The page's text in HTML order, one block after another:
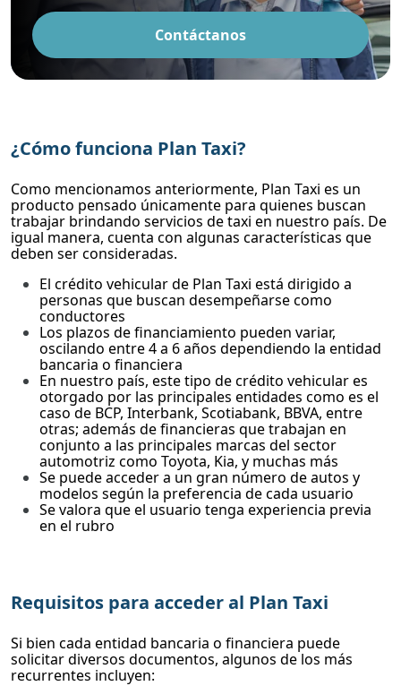
Contáctanos
¿Cómo funciona Plan Taxi?
Como mencionamos anteriormente, Plan Taxi es un
producto pensado únicamente para quienes buscan
trabajar brindando servicios de taxi en nuestro país. De
igual manera, cuenta con algunas características que
deben ser consideradas.
El crédito vehicular de Plan Taxi está dirigido a
personas que buscan desempeñarse como
conductores
Los plazos de financiamiento pueden variar,
oscilando entre 4 a 6 años dependiendo la entidad
bancaria o financiera
En nuestro país, este tipo de crédito vehicular es
otorgado por las principales entidades como es el
caso de BCP, Interbank, Scotiabank, BBVA, entre
otras; además de financieras que trabajan en
conjunto a las principales marcas del sector
automotriz como Toyota, Kia, y muchas más
Se puede acceder a un gran número de autos y
modelos según la preferencia de cada usuario
Se valora que el usuario tenga experiencia previa
en el rubro
Requisitos para acceder al Plan Taxi
Si bien cada entidad bancaria o financiera puede
solicitar diversos documentos, algunos de los más
recurrentes incluyen: